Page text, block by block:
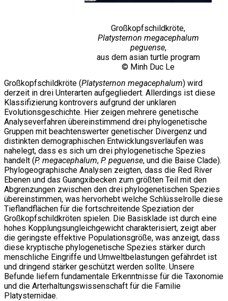
Großkopfschildkröte,
Platysternon megacephalum
peguense,
aus dem asian turtle program
© Minh Duc Le
Großkopfschildkröte (Platysternon megacephalum) wird
derzeit in drei Unterarten aufgegliedert. Allerdings ist diese
Klassifizierung kontrovers aufgrund der unklaren
Evolutionsgeschichte. Hier zeigen mehrere genetische
Analyseverfahren übereinstimmend drei phylogenetische
Gruppen mit beachtenswerter genetischer Divergenz und
distinkten demographischen Entwicklungsverläufen was
nahelegt, dass es sich um drei phylogenetische Spezies
handelt (P. megacephalum, P. peguense, und die Baise Clade).
Phylogeographische Analysen zeigten, dass die Red River
Ebenen und das Guangxibecken zum größten Teil mit den
Abgrenzungen zwischen den drei phylogenetischen Spezies
übereinstimmen, was hervorhebt welche Schlüsselrolle diese
Tieflandflächen für die fortschreitende Speziation der
Großkopfschildkröten spielen. Die Basisklade ist durch eine
hohes Kopplungsungleichgewicht charakterisiert, zeigt aber
die geringste effektive Populationsgröße, was anzeigt, dass
diese kryptische phylogenetische Spezies stärker durch
menschliche Eingriffe und Umweltbelastungen gefährdet ist
und dringend stärker geschützt werden sollte. Unsere
Befunde liefern fundamentale Erkenntnisse für die Taxonomie
und die Arterhaltungswissenschaft für die Familie
Platysternidae.